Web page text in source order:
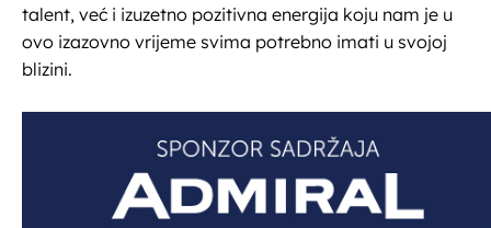
talent, već i izuzetno pozitivna energija koju nam je u
ovo izazovno vrijeme svima potrebno imati u svojoj
blizini.